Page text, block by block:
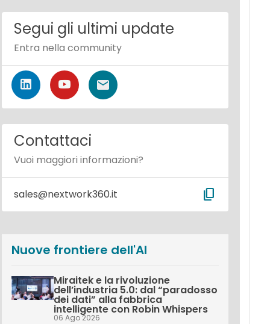
Segui gli ultimi update
Entra nella community
Contattaci
Vuoi maggiori informazioni?
sales@nextwork360.it content_copy
Nuove frontiere dell'AI
Miraitek e la rivoluzione
dell’industria 5.0: dal “paradosso
dei dati” alla fabbrica
intelligente con Robin Whispers
06 Ago 2026